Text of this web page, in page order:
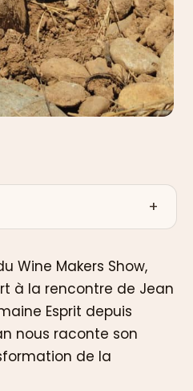
Wine Makers Show,
à la rencontre de Jean
Esprit depuis
nous raconte son
de la